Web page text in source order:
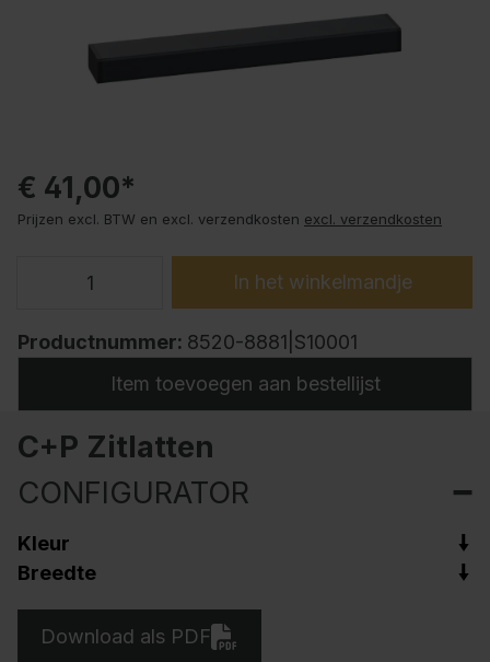
€ 41,00*
Prijzen excl. BTW en excl. verzendkosten excl. verzendkosten
In het winkelmandje
Productnummer: 8520-8881|S10001
Item toevoegen aan bestellijst
C+P Zitlatten
CONFIGURATOR
Kleur
Breedte
Download als PDF